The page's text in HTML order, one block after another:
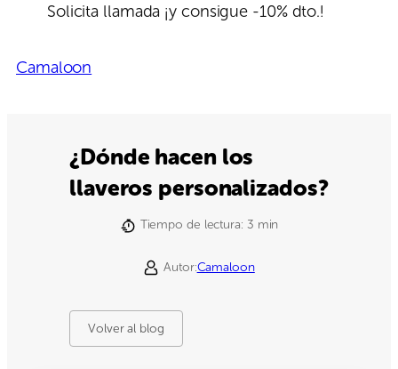
Solicita llamada ¡y consigue -10% dto.!
Camaloon
¿Dónde hacen los
llaveros personalizados?
Tiempo de lectura: 3 min
Autor:Camaloon
Volver al blog